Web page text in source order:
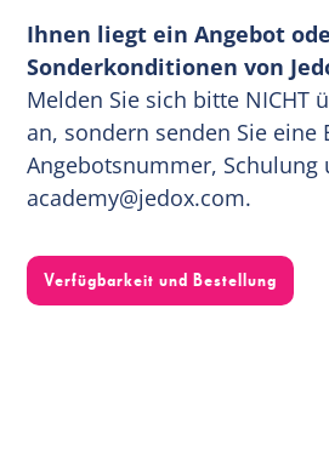
Ihnen liegt ein Angebot
Sonderkonditionen von
Melden Sie sich bitte NICHT
an, sondern senden Sie eine
Angebotsnummer, Schulung
academy@jedox.com.
Verfügbarkeit und Bestellung